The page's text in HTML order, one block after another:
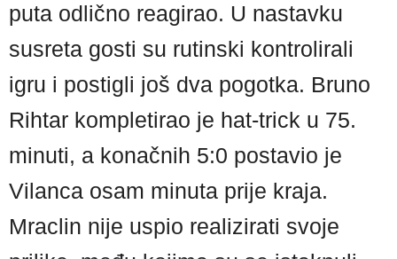
puta odlično reagirao. U nastavku
susreta gosti su rutinski kontrolirali
igru i postigli još dva pogotka. Bruno
Rihtar kompletirao je hat-trick u 75.
minuti, a konačnih 5:0 postavio je
Vilanca osam minuta prije kraja.
Mraclin nije uspio realizirati svoje